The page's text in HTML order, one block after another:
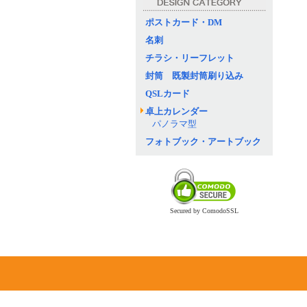
ポストカード・DM
名刺
チラシ・リーフレット
封筒 既製封筒刷り込み
QSLカード
卓上カレンダー
パノラマ型
フォトブック・アートブック
Secured by ComodoSSL